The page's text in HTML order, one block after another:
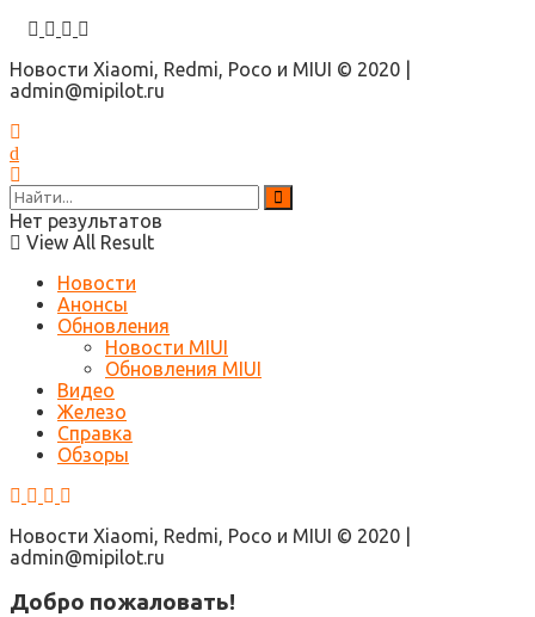
Новости Xiaomi, Redmi, Poco и MIUI © 2020 |
admin@mipilot.ru
Нет результатов
View All Result
Новости
Анонсы
Обновления
Новости MIUI
Обновления MIUI
Видео
Железо
Справка
Обзоры
Новости Xiaomi, Redmi, Poco и MIUI © 2020 |
admin@mipilot.ru
Добро пожаловать!